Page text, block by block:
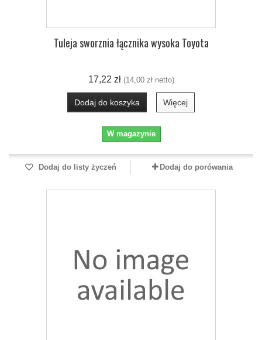
Tuleja sworznia łącznika wysoka Toyota
17,22 zł(14,00 zł netto)
Dodaj do koszyka Więcej
W magazynie
Dodaj do listy życzeń Dodaj do porówania